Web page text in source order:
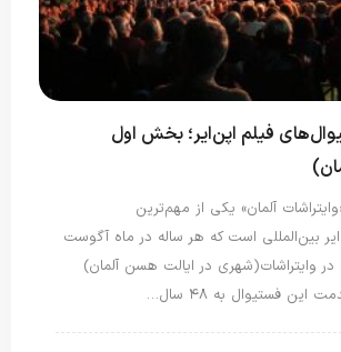
فیلم اپن‌ایر؛ بخش اول
آلمان» یکی از مهم‌ترین
بین‌المللی است که هر ساله در ماه آگوست
وایتراشات(شهری در ایالت هسن آلمان)
فستیوال به ۴۸ سال…